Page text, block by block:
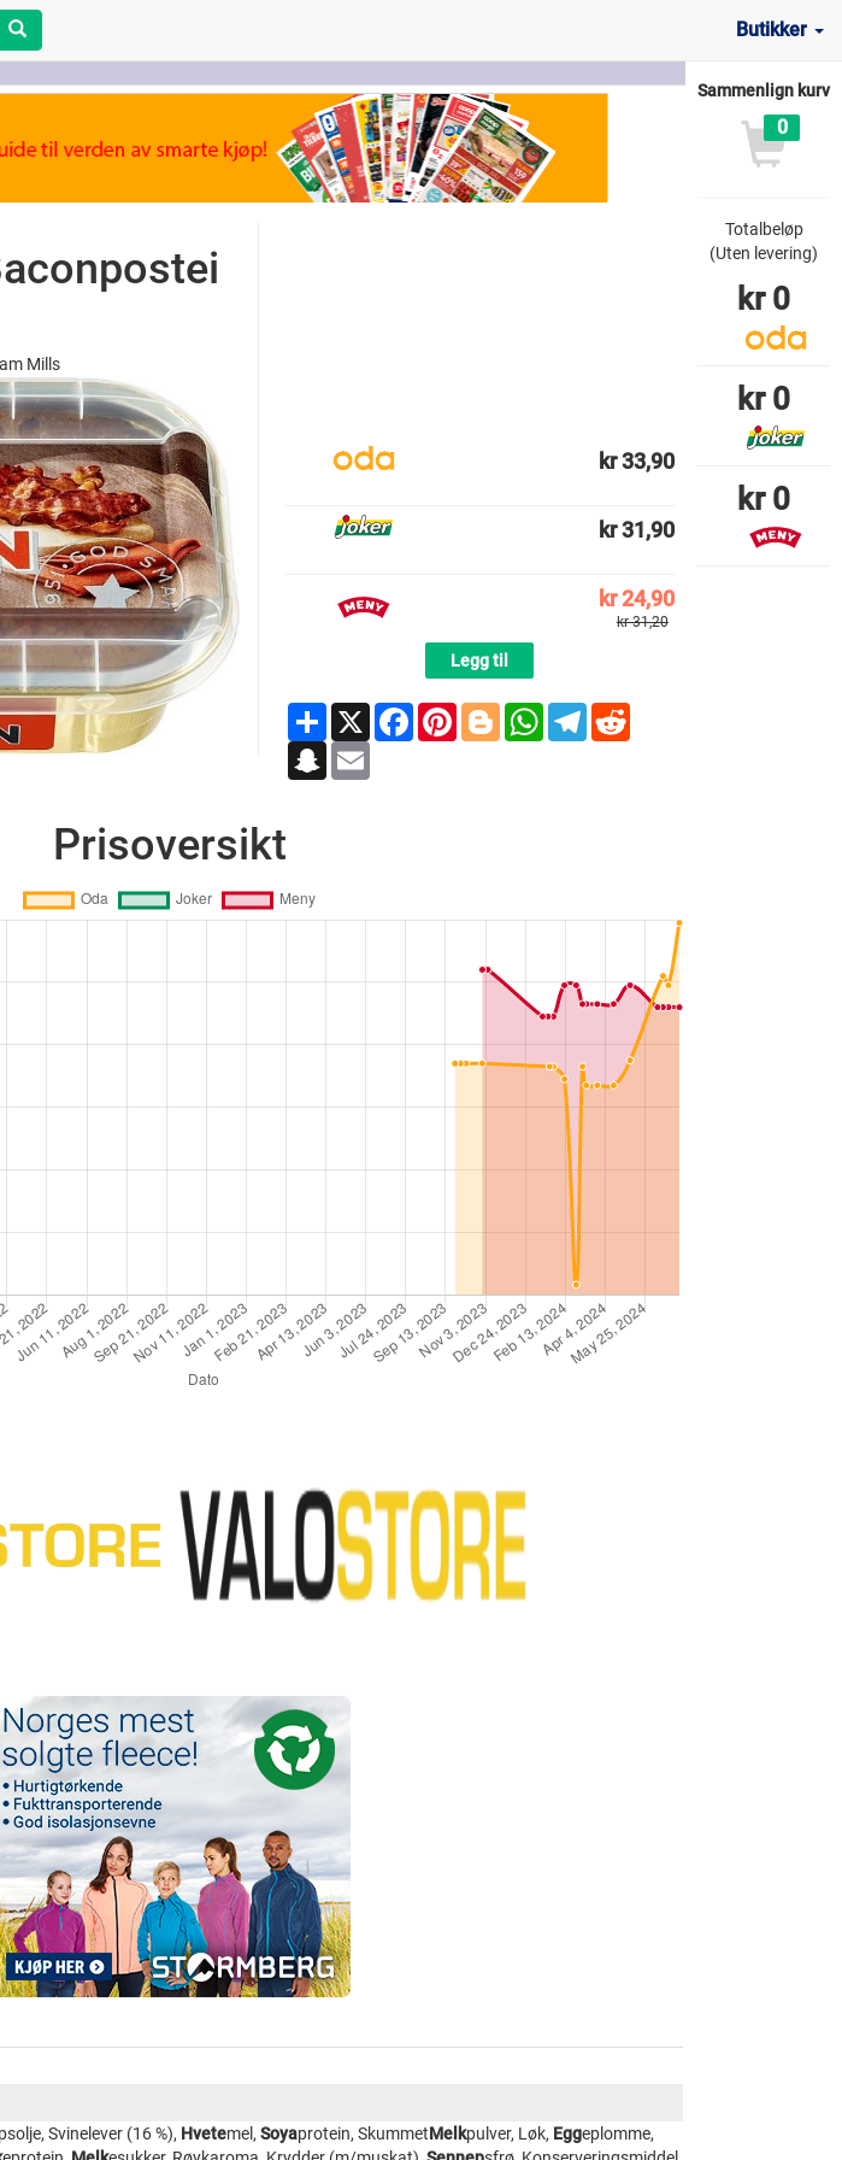
Butikker
Mills
kr 33,90
kr 31,90
kr 24,90
kr 31,20
Legg til
ShareX FacebookPinterestBloggerWhatsApp
TelegramReddit
Snapchat
Email
Prisoversikt
Svinelever (16 %), Hvetemel, Soyaprotein, SkummetMelkpulver, Løk, Eggeplomme,
Sammenlign kurv
0
Totalbeløp
(Uten levering)
kr 0
kr 0
kr 0